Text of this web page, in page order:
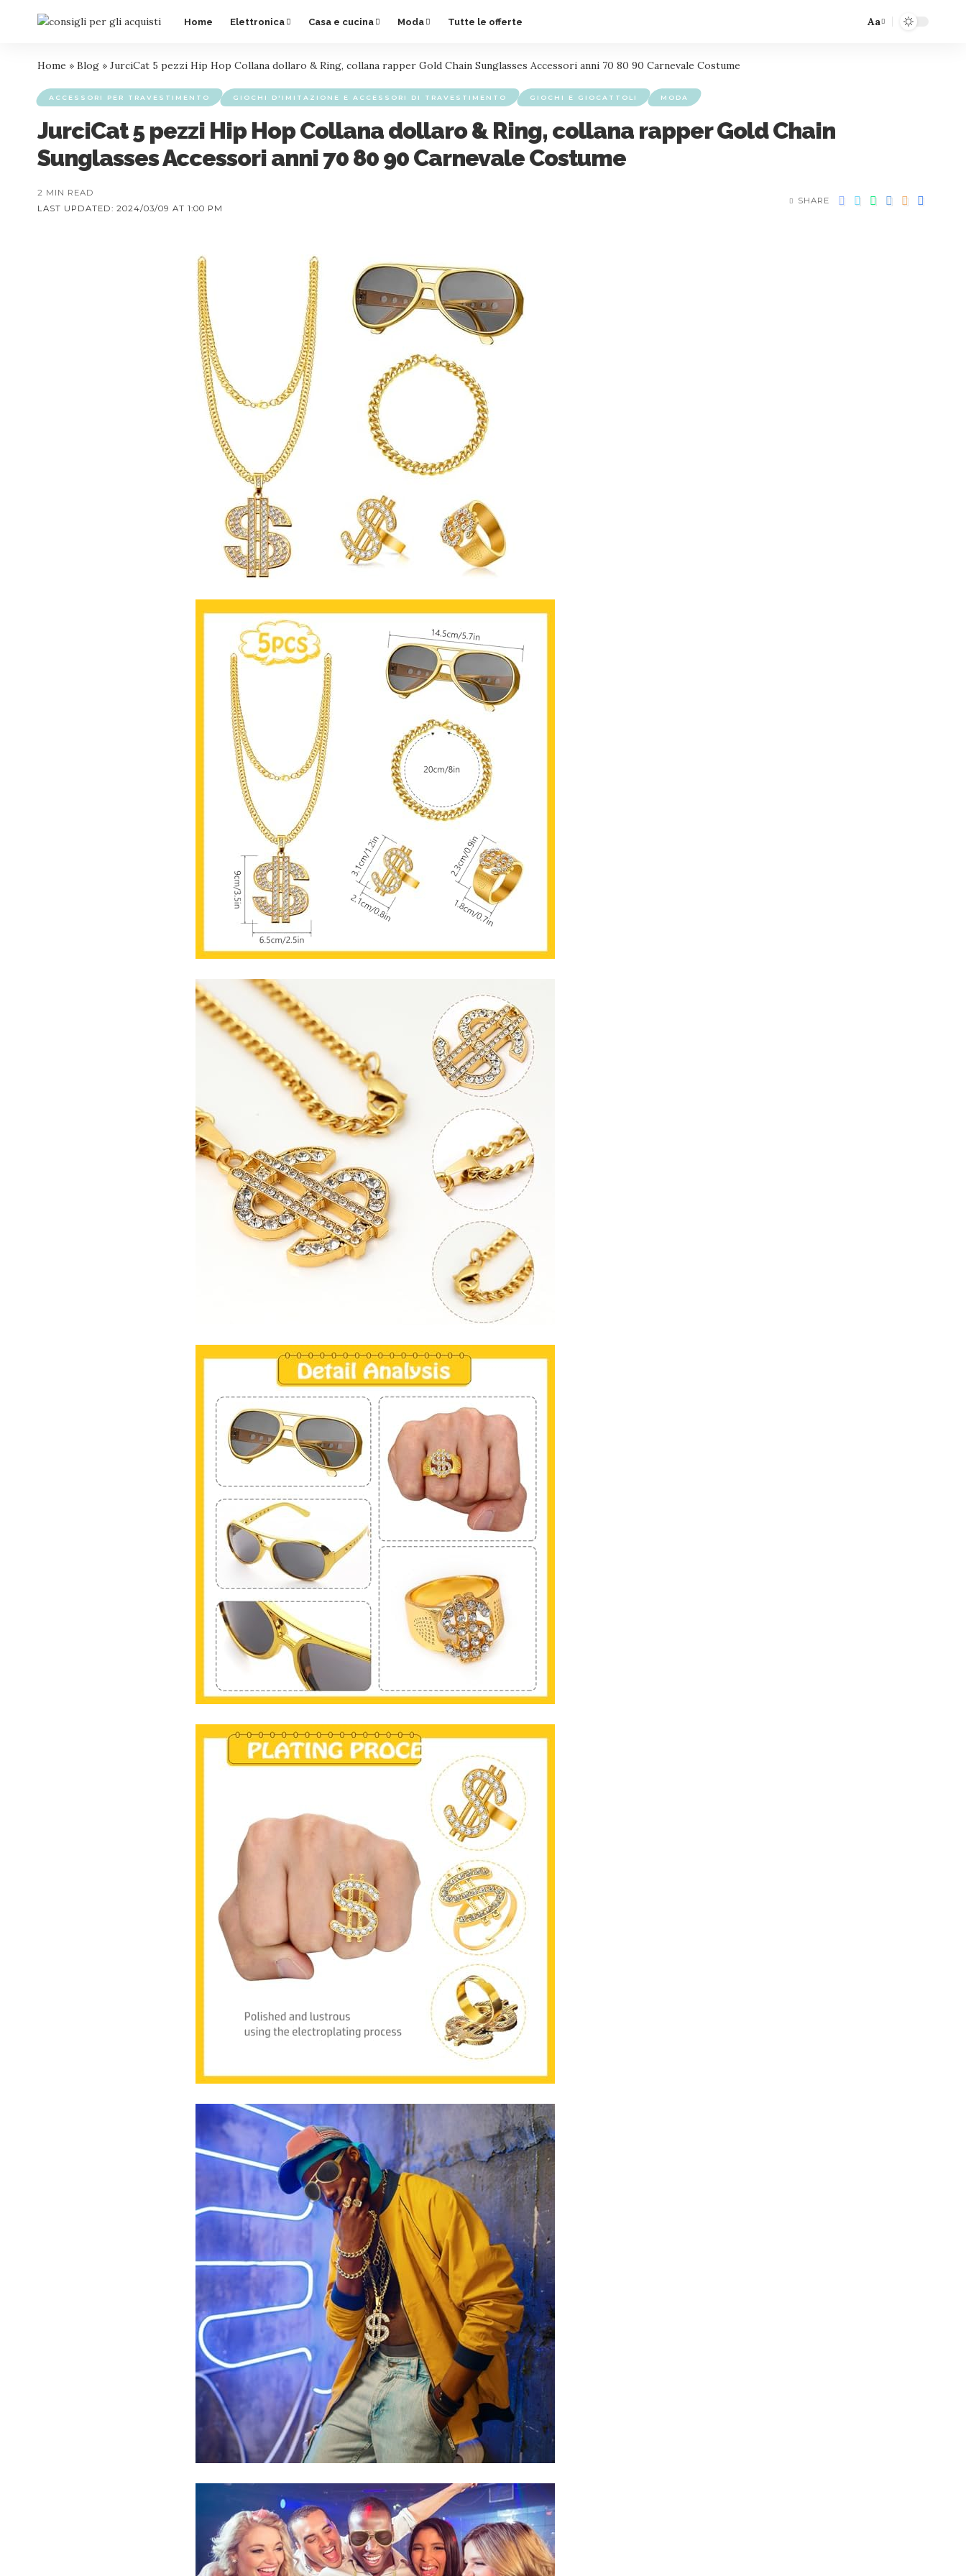
Home Elettronica Casa e cucina Moda Tutte le offerte Aa
Home » Blog » JurciCat 5 pezzi Hip Hop Collana dollaro & Ring, collana rapper Gold Chain Sunglasses Accessori anni 70 80 90 Carnevale Costume
ACCESSORI PER TRAVESTIMENTO GIOCHI D'IMITAZIONE E ACCESSORI DI TRAVESTIMENTO GIOCHI E GIOCATTOLI MODA
JurciCat 5 pezzi Hip Hop Collana dollaro & Ring, collana rapper Gold Chain
Sunglasses Accessori anni 70 80 90 Carnevale Costume
LAST UPDATED: 2024/03/09 AT 1:00 PM
2 MIN READ
SHARE